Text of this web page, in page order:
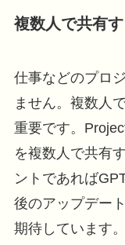
複数人で共有
仕事などのプロ
ません。複数人
重要です。
を複数人で共有
ントであれば
後のアップデー
期待しています。